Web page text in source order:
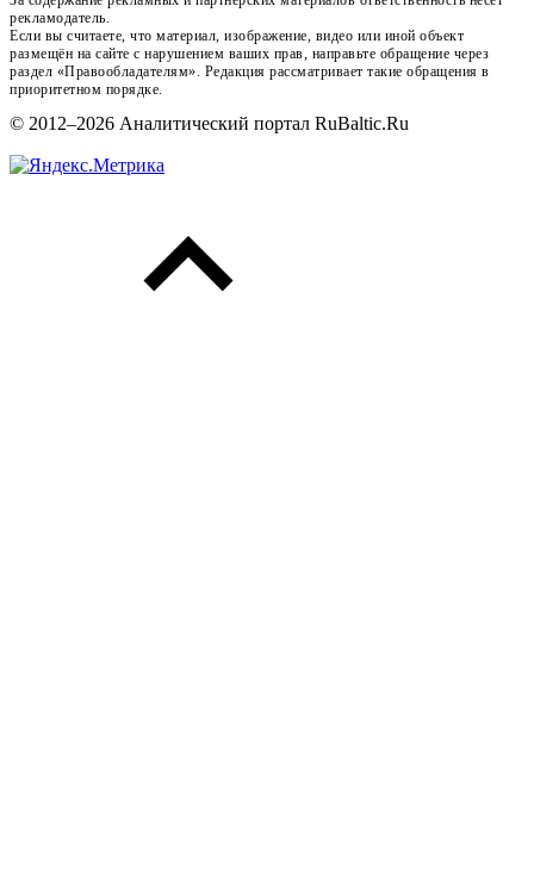
рекламодатель.
Если вы считаете, что материал, изображение, видео или иной объект
размещён на сайте с нарушением ваших прав, направьте обращение через
раздел «Правообладателям». Редакция рассматривает такие обращения в
приоритетном порядке.
© 2012–2026 Аналитический портал RuBaltic.Ru